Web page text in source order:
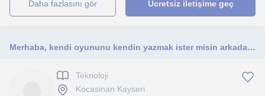
daha fazlasını gör Ücretsiz iletişime geç
Merhaba, kendi oyununu kendin yazmak ister misin arkadaşım ?
Teknoloji
Kocasinan Kayseri